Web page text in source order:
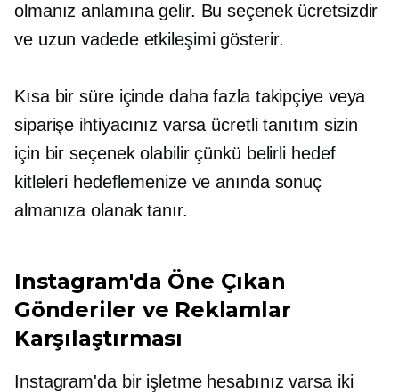
olmanız anlamına gelir. Bu seçenek ücretsizdir
ve uzun vadede etkileşimi gösterir.
Kısa bir süre içinde daha fazla takipçiye veya
siparişe ihtiyacınız varsa ücretli tanıtım sizin
için bir seçenek olabilir çünkü belirli hedef
kitleleri hedeflemenize ve anında sonuç
almanıza olanak tanır.
Instagram'da Öne Çıkan
Gönderiler ve Reklamlar
Karşılaştırması
Instagram'da bir işletme hesabınız varsa iki